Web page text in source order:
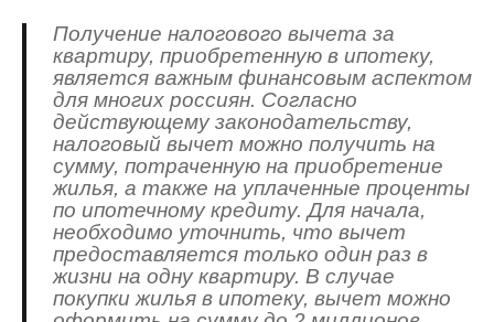
Получение налогового вычета за
квартиру, приобретенную в ипотеку,
является важным финансовым аспектом
для многих россиян. Согласно
действующему законодательству,
налоговый вычет можно получить на
сумму, потраченную на приобретение
жилья, а также на уплаченные проценты
по ипотечному кредиту. Для начала,
необходимо уточнить, что вычет
предоставляется только один раз в
жизни на одну квартиру. В случае
покупки жилья в ипотеку, вычет можно